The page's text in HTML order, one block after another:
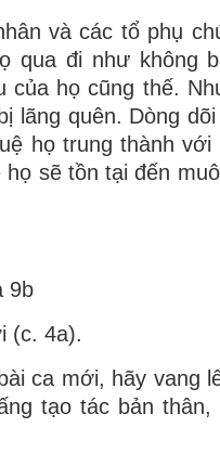
và các tổ phụ
qua đi như không
của họ cũng thế.
lãng quên. Dòng
họ trung thành
sẽ tồn tại đến
9b
(c. 4a).
ca mới, hãy vang
tạo tác bản thân,